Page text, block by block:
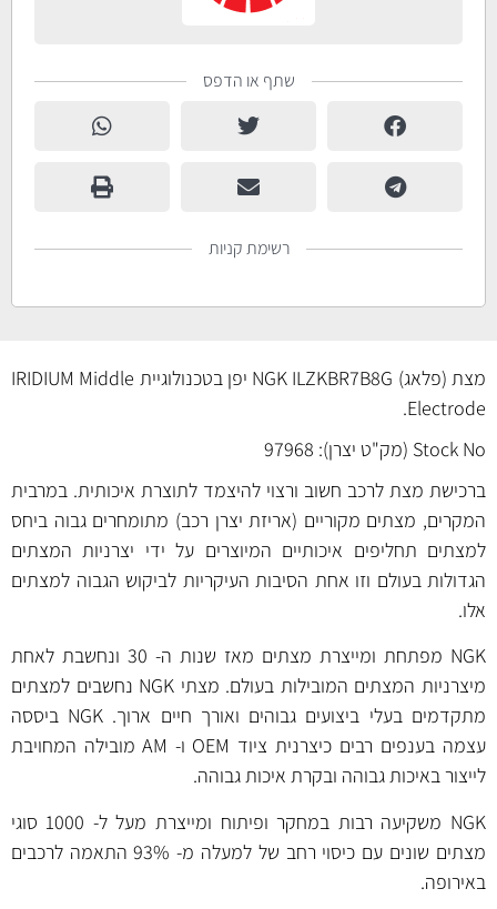
שתף או הדפס
רשימת קניות
מצת (פלאג) NGK ILZKBR7B8G יפן בטכנולוגיית IRIDIUM Middle
Electrode.
Stock No (מק"ט יצרן): 97968
ברכישת מצת לרכב חשוב ורצוי להיצמד לתוצרת איכותית. במרבית
המקרים, מצתים מקוריים (אריזת יצרן רכב) מתומחרים גבוה ביחס
למצתים תחליפים איכותיים המיוצרים על ידי יצרניות המצתים
הגדולות בעולם וזו אחת הסיבות העיקריות לביקוש הגבוה למצתים
אלו.
NGK מפתחת ומייצרת מצתים מאז שנות ה- 30 ונחשבת לאחת
מיצרניות המצתים המובילות בעולם. מצתי NGK נחשבים למצתים
מתקדמים בעלי ביצועים גבוהים ואורך חיים ארוך. NGK ביססה
עצמה בענפים רבים כיצרנית ציוד OEM ו- AM מובילה המחויבת
לייצור באיכות גבוהה ובקרת איכות גבוהה.
NGK משקיעה רבות במחקר ופיתוח ומייצרת מעל ל- 1000 סוגי
מצתים שונים עם כיסוי רחב של למעלה מ- 93% התאמה לרכבים
באירופה.